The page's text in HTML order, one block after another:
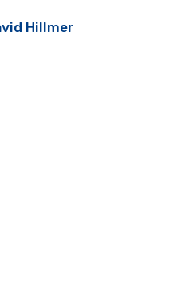
Hillmer